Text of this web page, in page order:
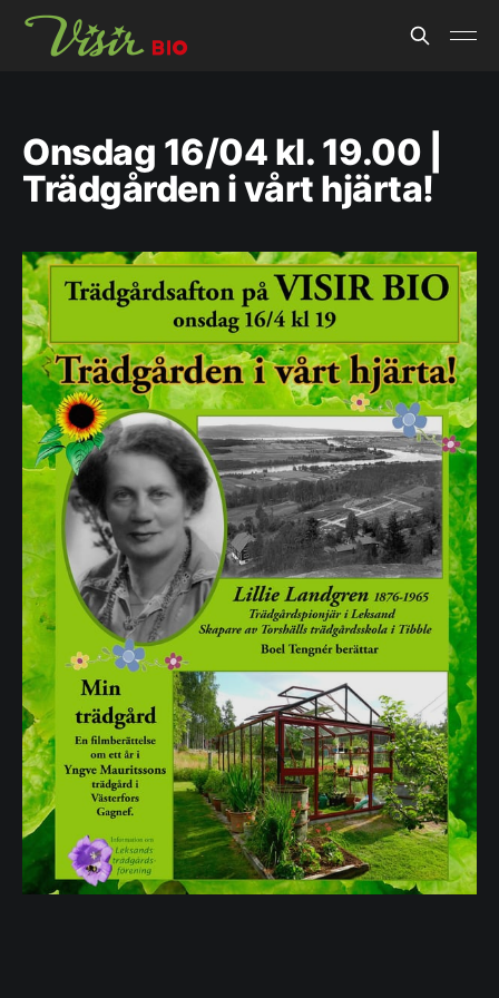
Onsdag 16/04 kl. 19.00 |
Trädgården i vårt hjärta!